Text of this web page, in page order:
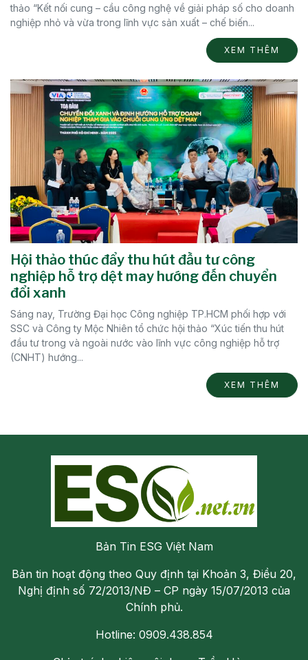
thảo “Kết nối cung – cầu công nghệ về giải pháp số cho doanh
nghiệp nhỏ và vừa trong lĩnh vực sản xuất – chế biến...
XEM THÊM
Hội thảo thúc đẩy thu hút đầu tư công
nghiệp hỗ trợ dệt may hướng đến chuyển
đổi xanh
Sáng nay, Trường Đại học Công nghiệp TP.HCM phối hợp với
SSC và Công ty Mộc Nhiên tổ chức hội thảo “Xúc tiến thu hút
đầu tư trong và ngoài nước vào lĩnh vực công nghiệp hỗ trợ
(CNHT) hướng...
XEM THÊM
Bản Tin ESG Việt Nam
Bản tin hoạt động theo Quy định tại Khoản 3, Điều 20,
Nghị định số 72/2013/NĐ – CP ngày 15/07/2013 của
Chính phủ.
Hotline: 0909.438.854